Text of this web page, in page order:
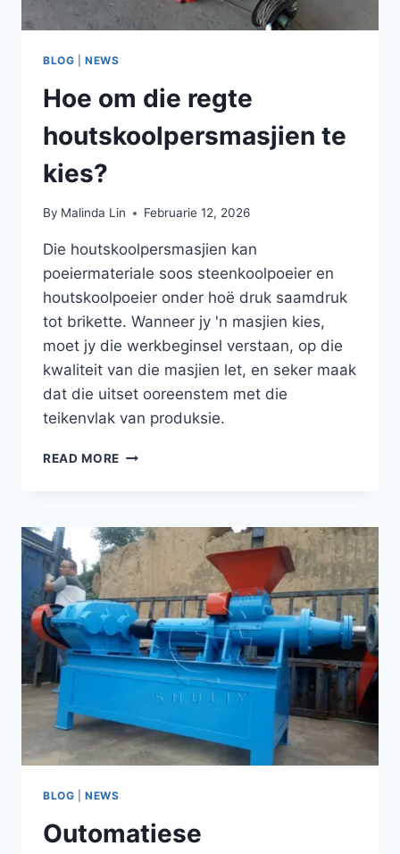
BLOG |NEWS
Hoe om die regte
houtskoolpersmasjien te
kies?
By Malinda Lin Februarie 12, 2026
Die houtskoolpersmasjien kan
poeiermateriale soos steenkoolpoeier en
houtskoolpoeier onder hoë druk saamdruk
tot brikette. Wanneer jy 'n masjien kies,
moet jy die werkbeginsel verstaan, op die
kwaliteit van die masjien let, en seker maak
dat die uitset ooreenstem met die
teikenvlak van produksie.
READ MORE HOE
HOUTSKOOLPERSMASJIEN
TE
KIES?
BLOG |NEWS
Outomatiese